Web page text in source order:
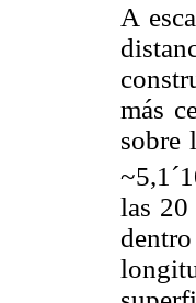
A
más
sobre
las 20